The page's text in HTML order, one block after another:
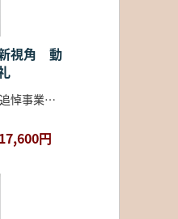
視角 動
土生田純之先生追悼事業会 編
17,600円